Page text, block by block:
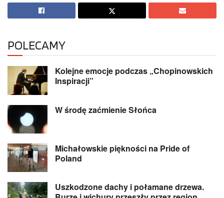
POLECAMY
Kolejne emocje podczas „Chopinowskich
Inspiracji”
W środę zaćmienie Słońca
Michałowskie piękności na Pride of
Poland
Uszkodzone dachy i połamane drzewa.